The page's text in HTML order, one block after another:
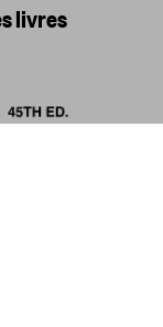
livres